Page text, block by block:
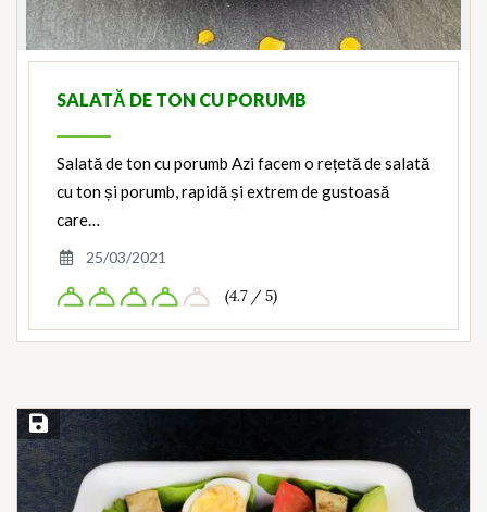
SALATĂ DE TON CU PORUMB
Salată de ton cu porumb Azi facem o rețetă de salată
cu ton și porumb, rapidă și extrem de gustoasă
care…
25/03/2021
(4.7 / 5)
Save Recipe